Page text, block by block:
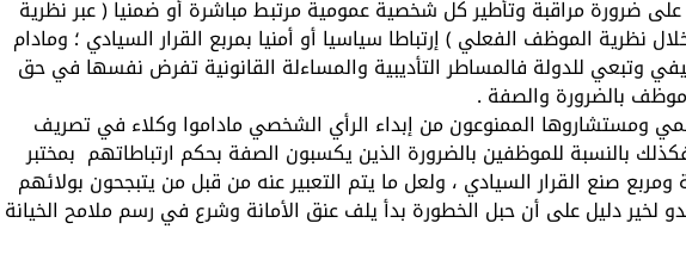
على ضرورة مراقبة وتأطير كل شخصية عمومية مرتبط مباشرة أو ضمنيا ( عبر نظرية
نظرية الموظف الفعلي ) إرتباطا سياسيا أو أمنيا بمربع القرار السيادي ؛ ومادام
وتبعي للدولة فالمساطر التأديبية والمساءلة القانونية تفرض نفسها في حق
بالضرورة والصفة .
ومستشاروها الممنوعون من إبداء الرأي الشخصي ماداموا وكلاء في تصريف
بالنسبة للموظفين بالضرورة الذين يكسبون الصفة بحكم ارتباطاتهم بمختبر
ومربع صنع القرار السيادي ، ولعل ما يتم التعبير عنه من قبل من يتبجحون بولائهم
لخير دليل على أن حبل الخطورة بدأ يلف عنق الأمانة وشرع في رسم ملامح الخيانة